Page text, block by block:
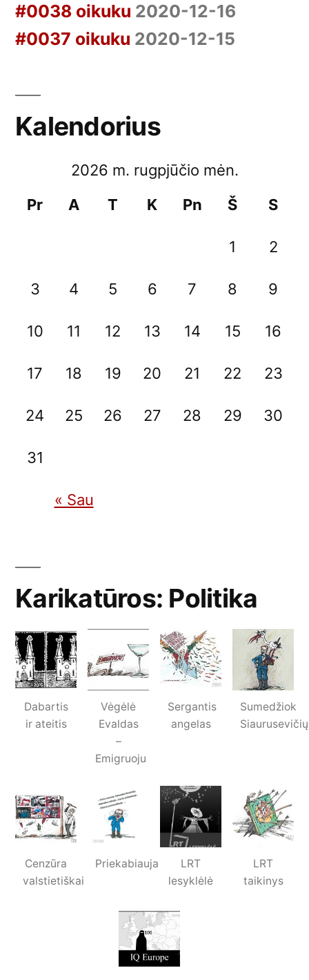
#0038 oikuku 2020-12-16
#0037 oikuku 2020-12-15
Kalendorius
2026 m. rugpjūčio mėn.
Pr
A T K Pn Š S
« Sau
1 2
3 4 5 6 7 8 9
10 11 12 13 14 15 16
17 18 19 20 21 22 23
24 25 26 27 28 29 30
31
Karikatūros: Politika
Dabartis
ir ateitis
Vėgėlė
Evaldas
–
Emigruoju
Sergantis
angelas
Sumedžiok
Cenzūra
valstietiškai
Priekabiauja
LRT
lesyklėlė
LRT
taikinys